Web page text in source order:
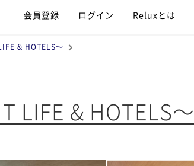
会員登録 ログイン Reluxとは
& HOTELS～
LIFE & HOTELS～